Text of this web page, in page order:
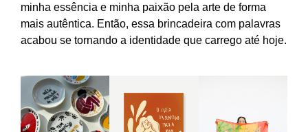
minha essência e minha paixão pela arte de forma
mais autêntica. Então, essa brincadeira com palavras
acabou se tornando a identidade que carrego até hoje.